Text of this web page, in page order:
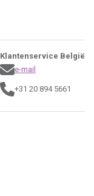
Klantenservice België
e-mail
+31 20 894 5661